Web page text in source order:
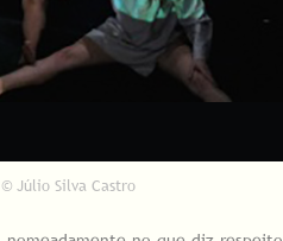
Júlio Silva Castro